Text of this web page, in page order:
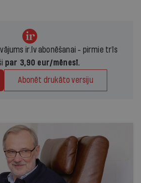
ir.lv abonēšanai - pirmie trīs
par 3,90 eur/mēnesī.
Abonēt drukāto versiju